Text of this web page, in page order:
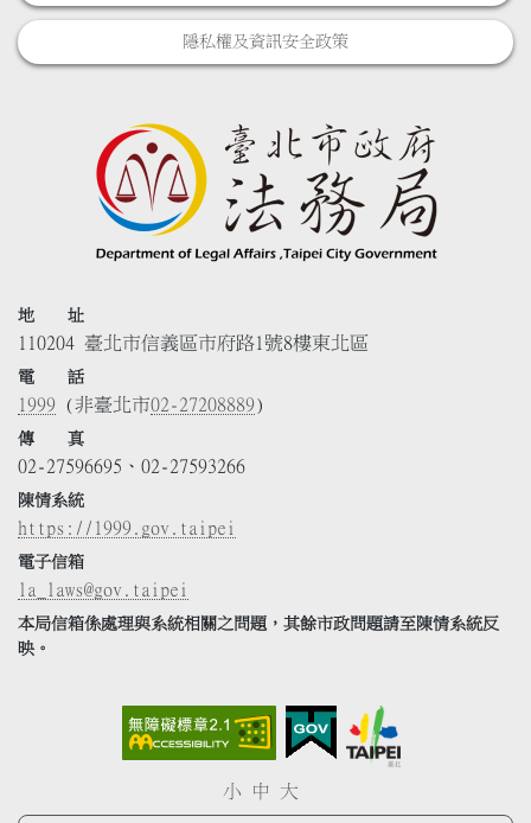
隱私權及資訊安全政策
地 址
110204 臺北市信義區市府路1號8樓東北區
電 話
1999 (非臺北市02-27208889)
傳 真
02-27596695、02-27593266
陳情系統
https://1999.gov.taipei
電子信箱
la_laws@gov.taipei
本局信箱係處理與系統相關之問題，其餘市政問題請至陳情系統反
映。
小 中 大